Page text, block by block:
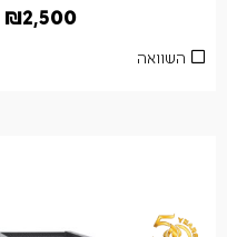
₪2,500
השוואה